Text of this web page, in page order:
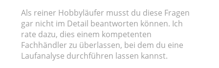
Als reiner Hobbyläufer musst du diese Fragen
gar nicht im Detail beantworten können. Ich
rate dazu, dies einem kompetenten
Fachhändler zu überlassen, bei dem du eine
Laufanalyse durchführen lassen kannst.